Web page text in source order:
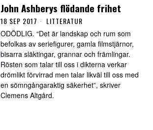
John Ashberys flödande frihet
18 SEP 2017 LITTERATUR
ODÖDLIG. “Det är landskap och rum som
befolkas av seriefigurer, gamla filmstjärnor,
bisarra släktingar, grannar och främlingar.
Rösten som talar till oss i dikterna verkar
drömlikt förvirrad men talar likväl till oss med
en sömngångaraktig säkerhet”, skriver
Clemens Altgård.